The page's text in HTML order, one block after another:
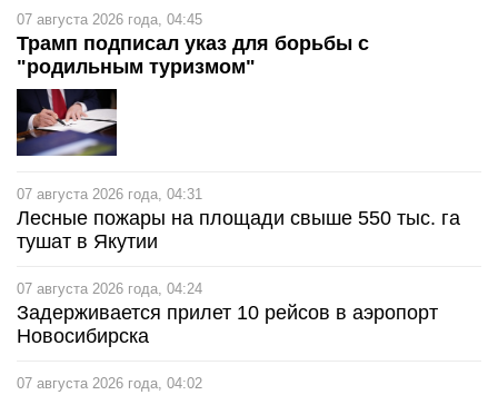
07 августа 2026 года, 04:45
Трамп подписал указ для борьбы с
"родильным туризмом"
07 августа 2026 года, 04:31
Лесные пожары на площади свыше 550 тыс. га
тушат в Якутии
07 августа 2026 года, 04:24
Задерживается прилет 10 рейсов в аэропорт
Новосибирска
07 августа 2026 года, 04:02